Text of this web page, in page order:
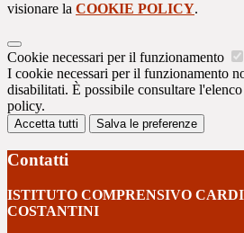
visionare la COOKIE POLICY.
Cookie necessari per il funzionamento
I cookie necessari per il funzionamento
disabilitati. È possibile consultare
policy.
Accetta tutti Salva le preferenze
Contatti
ISTITUTO COMPRENSIVO
COSTANTINI